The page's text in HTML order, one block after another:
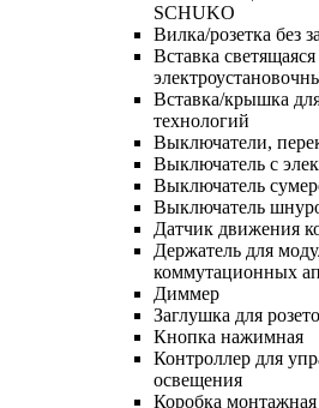
SCHUKO
Вилка/розетка без
Вставка
Вставка/крышка
технологий
Выключатели,
Выключатель с
Выключатель
Выключатель
Датчик движения
Держатель для
коммутационных
Диммер
Заглушка для
Кнопка нажимная
Контроллер для
освещения
Коробка